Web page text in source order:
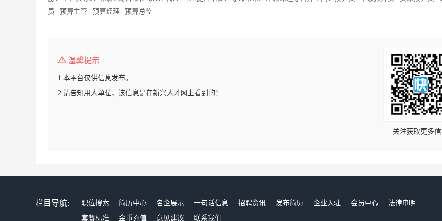
员--预算主管--预算经理--预算总监
温馨提示
1.本平台仅供信息发布。
2.请告知用人单位，该信息是在新兴人才网上看到的！
关注获取更多
栏目导航: 职位搜索 简历中心 名企展示 一句话信息 招聘资讯 发布简历 企业入驻 会员中心
法律申明
套餐标准
金币充值 意见建议 联系我们